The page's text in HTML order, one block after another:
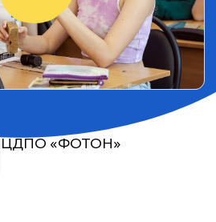
ЦДПО «ФОТОН»